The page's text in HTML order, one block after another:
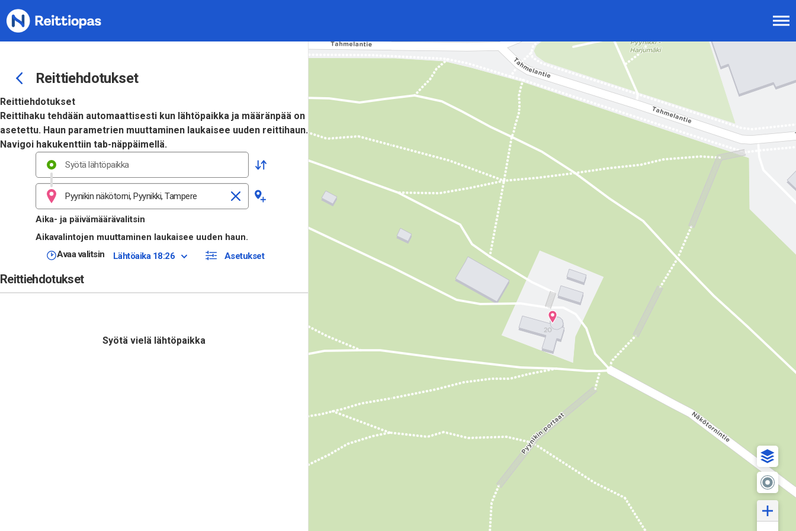
Siirry sisältöön
Reittiehdotukset
Reittiehdotukset
Reittihaku tehdään automaattisesti kun lähtöpaikka ja määränpää on
asetettu. Haun parametrien muuttaminen laukaisee uuden reittihaun.
Navigoi hakukenttiin tab-näppäimellä.
Aika- ja päivämäärävalitsin
Aikavalintojen muuttaminen laukaisee uuden haun.
Avaa valitsin
Lähtöaika 18:26 Asetukset
Reittiehdotukset
Syötä vielä lähtöpaikka